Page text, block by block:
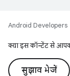
Android Developers
क्या इस कॉन्टेंट से
सुझाव भेजें